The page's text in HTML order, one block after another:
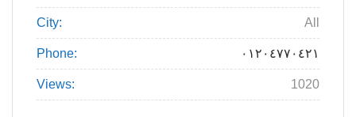
City: All
Phone: ٠١٢٠٤٧٧٠٤٢١
Views: 1020